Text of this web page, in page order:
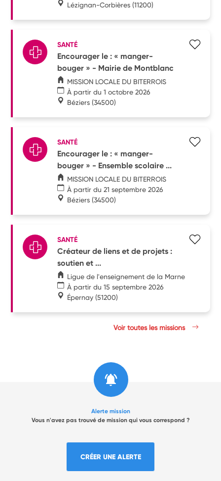
Lézignan-Corbières (11200)
SANTÉ
Encourager le : « manger-
bouger » - Mairie de Montblanc
MISSION LOCALE DU BITERROIS
À partir du 1 octobre 2026
Béziers (34500)
SANTÉ
Encourager le : « manger-
bouger » - Ensemble scolaire ...
MISSION LOCALE DU BITERROIS
À partir du 21 septembre 2026
Béziers (34500)
SANTÉ
Créateur de liens et de projets :
soutien et ...
Ligue de l'enseignement de la Marne
À partir du 15 septembre 2026
Épernay (51200)
Voir toutes les missions
Alerte mission
Vous n'avez pas trouvé de mission qui vous correspond ?
CRÉER UNE ALERTE